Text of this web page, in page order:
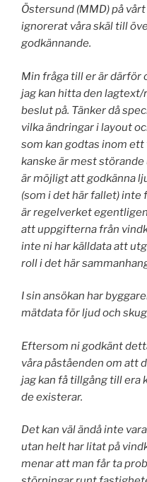
Östersund (MMD) på
ignorerat våra skäl till
godkännande.
Min fråga till er är därför
jag kan hitta den
beslut på. Tänker då
vilka ändringar i layout
som kan godtas inom
kanske är mest
är möjligt att godkänna
(som i det här fallet) inte
är regelverket
att uppgifterna från
inte ni har källdata att
roll i det här
I sin ansökan har
mätdata för ljud och
Eftersom ni godkänt
våra påståenden om att
jag kan få tillgång till era
de existerar.
Det kan väl ändå inte
utan helt har litat på
menar att man får ta